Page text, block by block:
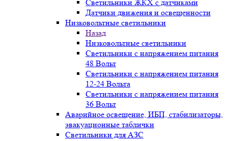
Светильники ЖКХ с датчиками
Датчики движения и освещенности
Низковольтные светильники
Назад
Низковольтные светильники
Светильники с напряжением питания
48 Вольт
Светильники с напряжением питания
12-24 Вольта
Светильники с напряжением питания
36 Вольт
Аварийное освещение, ИБП, стабилизаторы,
эвакуационные таблички
Светильники для АЗС